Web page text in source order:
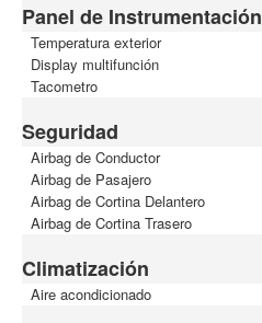
Panel de Instrumentación
Temperatura exterior
Display multifunción
Tacometro
Seguridad
Airbag de Conductor
Airbag de Pasajero
Airbag de Cortina Delantero
Airbag de Cortina Trasero
Climatización
Aire acondicionado